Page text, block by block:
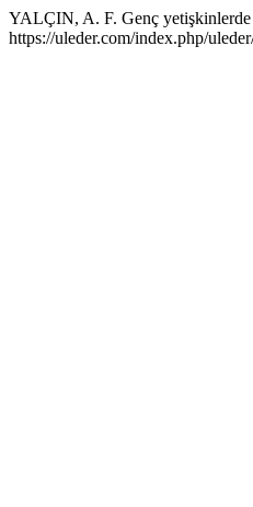
YALÇIN, A. F. Genç yetişkinlerde
https://uleder.com/index.php/